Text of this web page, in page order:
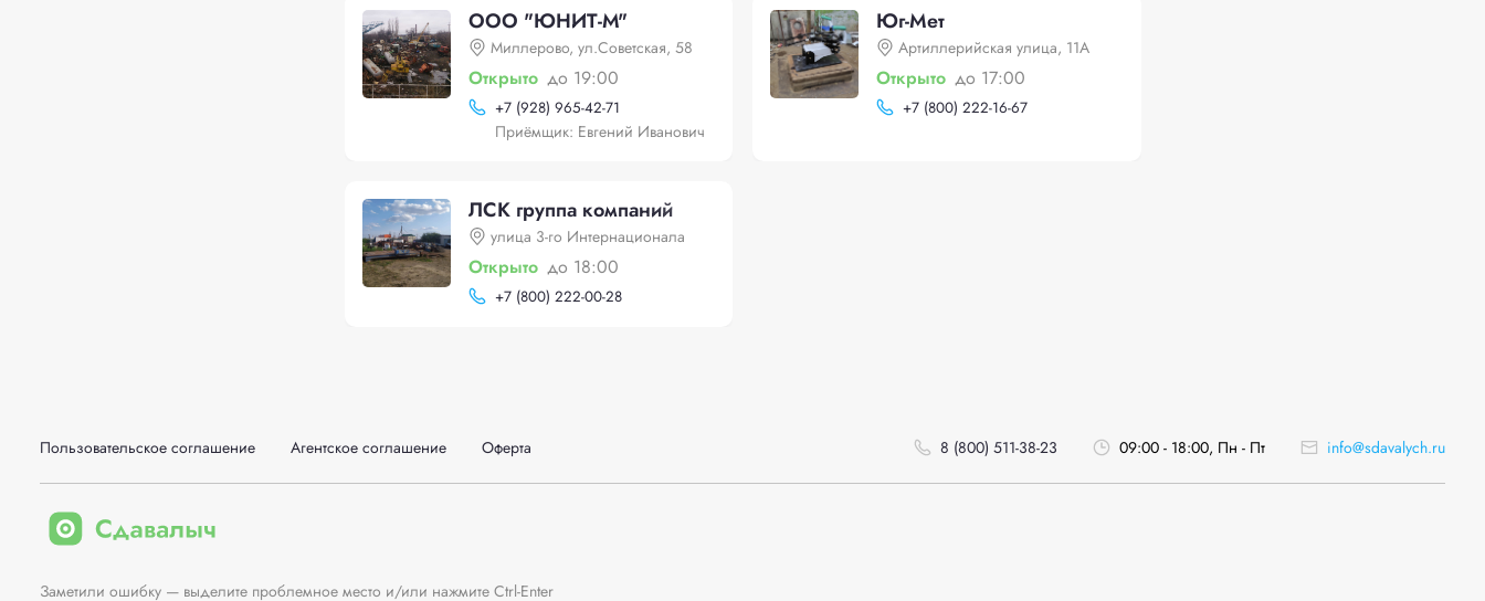
ООО "ЮНИТ-М"
Миллерово, ул.Советская, 58
Открыто до 19:00
+7 (928) 965-42-71
Приёмщик: Евгений Иванович
Юг-Мет
Артиллерийская улица, 11А
Открыто до 17:00
+7 (800) 222-16-67
ЛСК группа компаний
улица 3-го Интернационала
Открыто до 18:00
+7 (800) 222-00-28
Пользовательское соглашение Агентское соглашение Оферта 8 (800) 511-38-23 09:00 - 18:00, Пн - Пт info@sdavalych.ru
Заметили ошибку — выделите проблемное место и/или нажмите Ctrl-Enter